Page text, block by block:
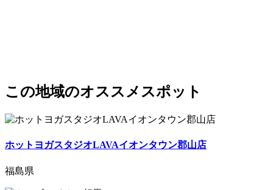
この地域のオススメスポット
ホットヨガスタジオLAVAイオンタウン郡山店
福島県